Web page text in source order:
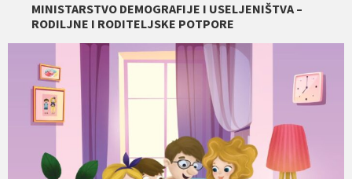
MINISTARSTVO DEMOGRAFIJE I USELJENIŠTVA –
RODILJNE I RODITELJSKE POTPORE